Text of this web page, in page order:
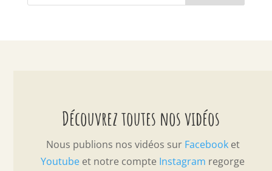
Découvrez toutes nos vidéos
Nous publions nos vidéos sur Facebooket
Youtube et notre compte Instagram regorge